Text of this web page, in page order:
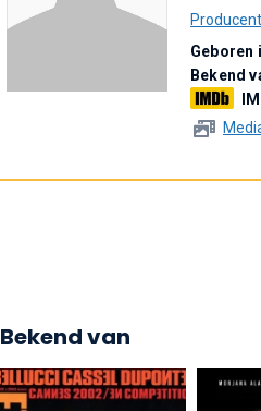
Geboren
Bekend
Bekend van